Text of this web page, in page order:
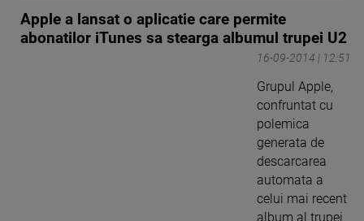
Apple a lansat o aplicatie care permite
abonatilor iTunes sa stearga albumul trupei U2
16-09-2014 | 12:51
Grupul Apple,
confruntat cu
polemica
generata de
descarcarea
automata a
celui mai recent
album al trupei